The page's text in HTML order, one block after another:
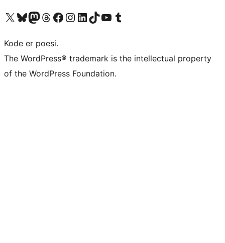
Besøg vores X (tidligere Twitter) konto
Besøg vores Bluesky-konto
Besøg vores Mastodon konto
Besøg vores Threads-konto
Besøg vores Facebook sideBesøg vores Instagram konto
Besøg vores LinkedIn konto
Besøg vores TikTok-konto
Besøg vores YouTube-kanalBesøg vores Tumblr-konto
Kode er poesi.
The WordPress® trademark is the intellectual property
of the WordPress Foundation.